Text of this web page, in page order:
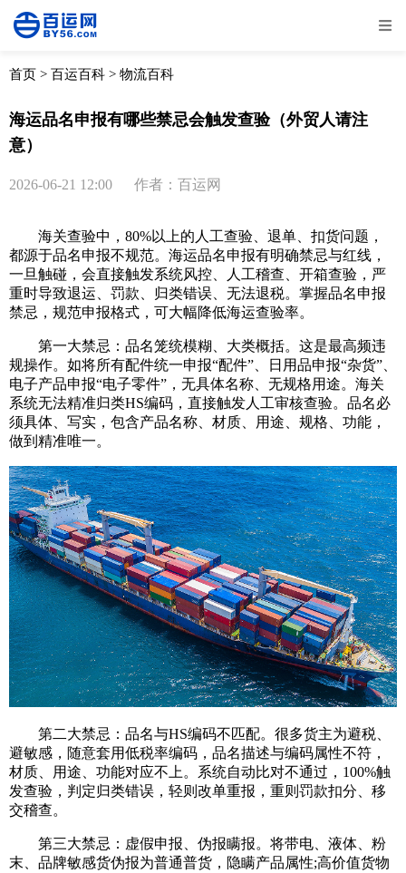
全部 物流资讯
首页 > 百运百科 > 物流百科
海运品名申报有哪些禁忌会触发查验（外贸人请注
意）
2026-06-21 12:00 作者：百运网
海关查验中，80%以上的人工查验、退单、扣货问题，
都源于品名申报不规范。海运品名申报有明确禁忌与红线，
一旦触碰，会直接触发系统风控、人工稽查、开箱查验，严
重时导致退运、罚款、归类错误、无法退税。掌握品名申报
禁忌，规范申报格式，可大幅降低海运查验率。
第一大禁忌：品名笼统模糊、大类概括。这是最高频违
规操作。如将所有配件统一申报“配件”、日用品申报“杂货”、
电子产品申报“电子零件”，无具体名称、无规格用途。海关
系统无法精准归类HS编码，直接触发人工审核查验。品名必
须具体、写实，包含产品名称、材质、用途、规格、功能，
做到精准唯一。
第二大禁忌：品名与HS编码不匹配。很多货主为避税、
避敏感，随意套用低税率编码，品名描述与编码属性不符，
材质、用途、功能对应不上。系统自动比对不通过，100%触
发查验，判定归类错误，轻则改单重报，重则罚款扣分、移
交稽查。
第三大禁忌：虚假申报、伪报瞒报。将带电、液体、粉
末、品牌敏感货伪报为普通普货，隐瞒产品属性;高价值货物